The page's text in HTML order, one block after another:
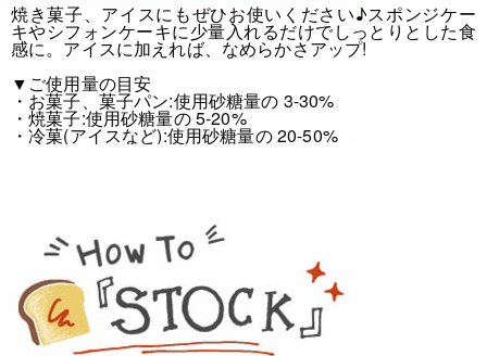
焼き菓子、アイスにもぜひお使いください♪スポンジケー
キやシフォンケーキに少量入れるだけでしっとりとした食
感に。アイスに加えれば、なめらかさアップ!
▼ご使用量の目安
・お菓子、菓子パン:使用砂糖量の 3-30%
・焼菓子:使用砂糖量の 5-20%
・冷菓(アイスなど):使用砂糖量の 20-50%